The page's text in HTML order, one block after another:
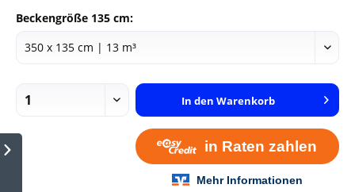
Beckengröße 135 cm:
In den Warenkorb